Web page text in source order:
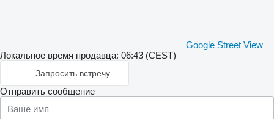
Google Street View
Локальное время продавца: 06:43 (CEST)
Запросить встречу
Отправить сообщение